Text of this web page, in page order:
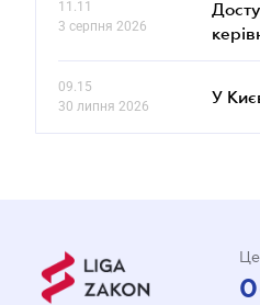
11.11
3 серпня 2026
09.15
30 липня 2026
У